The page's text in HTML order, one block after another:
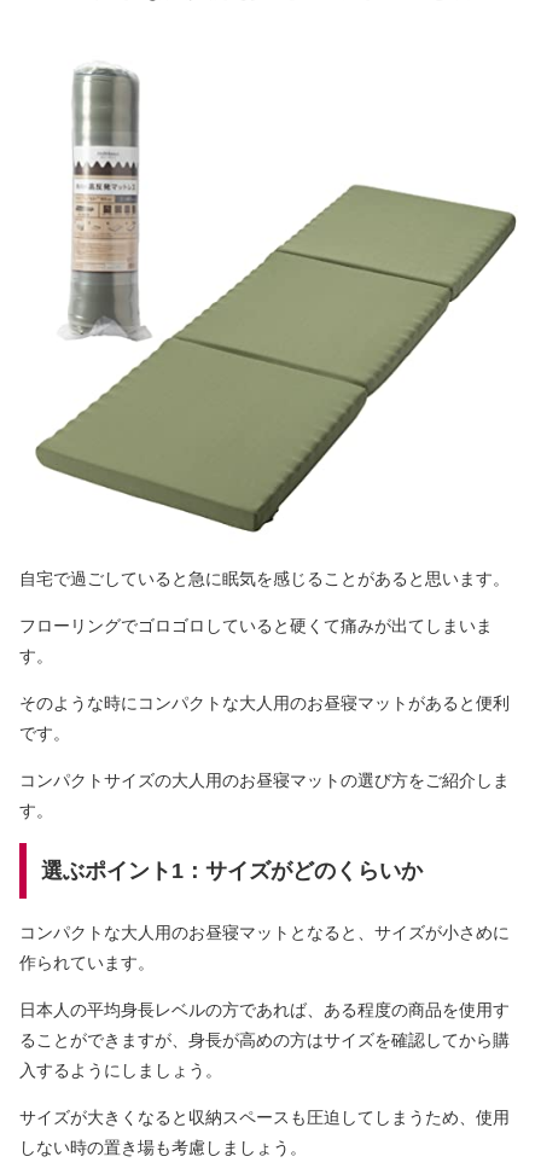
自宅で過ごしていると急に眠気を感じることがあると思います。
フローリングでゴロゴロしていると硬くて痛みが出てしまいま
す。
そのような時にコンパクトな大人用のお昼寝マットがあると便利
です。
コンパクトサイズの大人用のお昼寝マットの選び方をご紹介しま
す。
選ぶポイント1：サイズがどのくらいか
コンパクトな大人用のお昼寝マットとなると、サイズが小さめに
作られています。
日本人の平均身長レベルの方であれば、ある程度の商品を使用す
ることができますが、身長が高めの方はサイズを確認してから購
入するようにしましょう。
サイズが大きくなると収納スペースも圧迫してしまうため、使用
しない時の置き場も考慮しましょう。